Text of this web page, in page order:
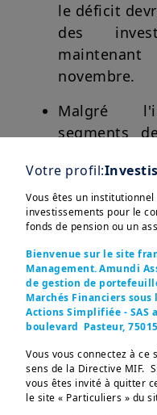
le déficit
des
novembre.
Malgré
segments
valorisations
à d'autres
particulier
Dans
long terme sur
ont augmenté
Uni, les
Votre profil:
Vous êtes un
investissements pour le
fonds de pension ou un
Bienvenue sur le site
Management. Amundi
de gestion de
Marchés Financiers sous
Actions Simplifiée - SAS
boulevard Pasteur,
Vous vous connectez à
sens de la Directive MIF.
vous êtes invité à quitter
le site « Particuliers » du
Ces informations sont
investisseurs
2004/39/CE du 21 avril